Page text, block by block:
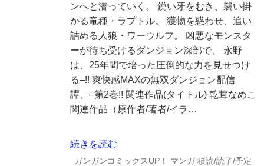
ンへと潜っていく。 鋭い牙をむき、襲い掛
かる竜種・ラプトル。 獲物を惑わせ、追い
詰める人狼・ワーウルフ。 凶悪なモンスタ
ーが待ち受けるダンジョン深部で、 永野
は、25年間で培った圧倒的な力を見せつけ
る–!! 爽快感MAXの無双ダンジョン配信
譚、–第2巻!! 関連作品(タイトル) 乾茸なめこ
関連作品（原作者/著者/イラ…
続きを読む
ガンガンコミックスUP！ マンガ 積読/読了/予定